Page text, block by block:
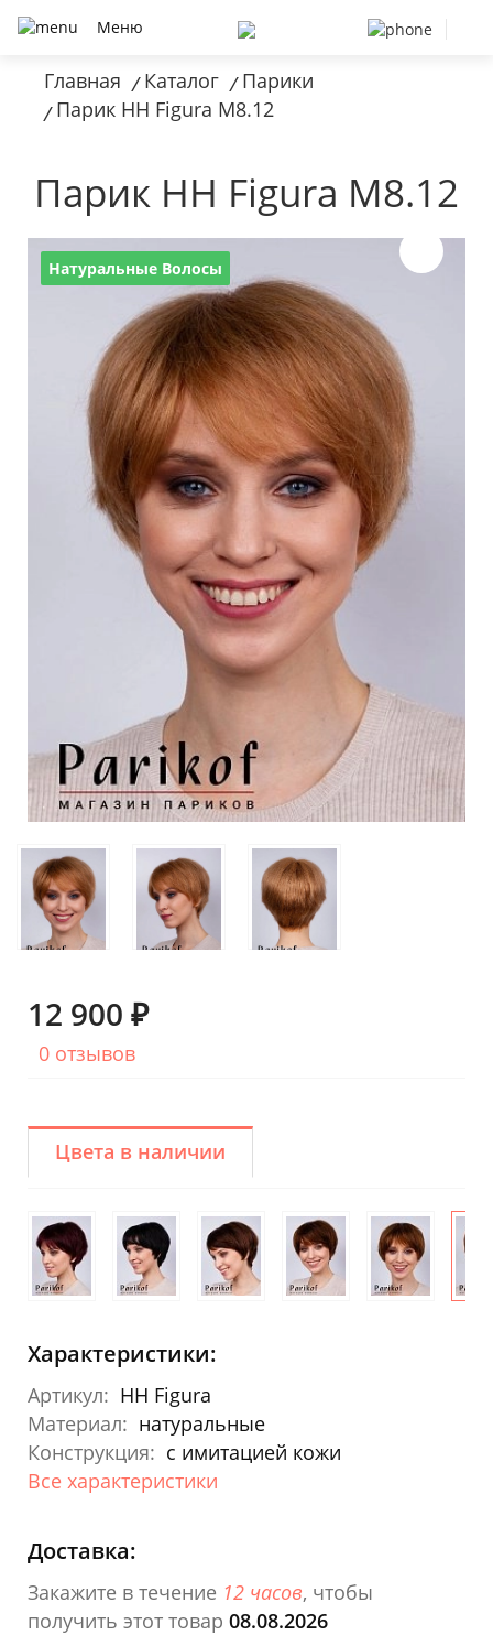
Меню
Главная / Каталог / Парики
/ Парик HH Figura M8.12
Парик HH Figura M8.12
Натуральные Волосы
12 900 ₽
0 отзывов
Цвета в наличии
Характеристики:
Артикул: HH Figura
Материал: натуральные
Конструкция: с имитацией кожи
Все характеристики
Доставка:
Закажите в течение 12 часов, чтобы
получить этот товар 08.08.2026